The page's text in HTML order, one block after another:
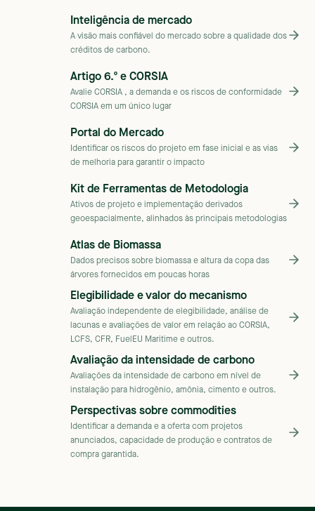
Inteligência de mercado
A visão mais confiável do mercado sobre a qualidade dos
créditos de carbono.
Artigo 6.º e CORSIA
Avalie CORSIA , a demanda e os riscos de conformidade
CORSIA em um único lugar
Portal do Mercado
Identificar os riscos do projeto em fase inicial e as vias
de melhoria para garantir o impacto
Kit de Ferramentas de Metodologia
Ativos de projeto e implementação derivados
geoespacialmente, alinhados às principais metodologias
Atlas de Biomassa
Dados precisos sobre biomassa e altura da copa das
árvores fornecidos em poucas horas
Elegibilidade e valor do mecanismo
Avaliação independente de elegibilidade, análise de
lacunas e avaliações de valor em relação ao CORSIA,
LCFS, CFR, FuelEU Maritime e outros.
Avaliação da intensidade de carbono
Avaliações da intensidade de carbono em nível de
instalação para hidrogênio, amônia, cimento e outros.
Perspectivas sobre commodities
Identificar a demanda e a oferta com projetos
anunciados, capacidade de produção e contratos de
compra garantida.